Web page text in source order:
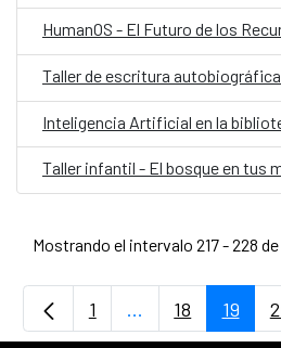
Inteligencia Artificial en la
Taller infantil - El bosque en tus
Mostrando el intervalo 217 - 228
Página
1 ...PáginasPágina
18 19